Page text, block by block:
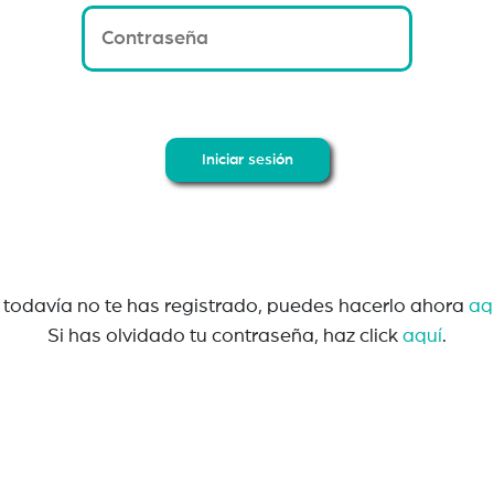
Iniciar sesión
todavía no te has registrado, puedes hacerlo ahora
Si has olvidado tu contraseña, haz click aquí.